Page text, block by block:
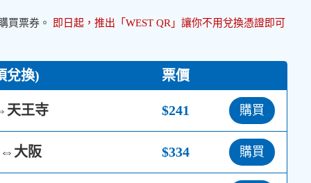
買票券。 即日起，推出「WEST QR」讓你不用兌換憑證即可
兌換) 票價
天王寺 $241 購買
⇔大阪 $334 購買